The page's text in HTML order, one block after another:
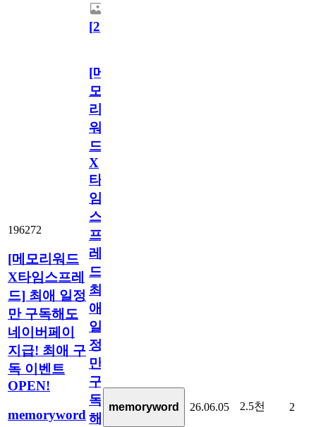
[2]
196272
[메모리워드
X타임스프레
드] 최애 일정
만 구독해도
네이버페이
지급! 최애 구
독 이벤트
OPEN!
memoryword
[메
모
리
워
드
X
타
임
스
프
레
드]
최
애
일
정
만
구
독
해
memoryword 26.06.05 2.5천 2